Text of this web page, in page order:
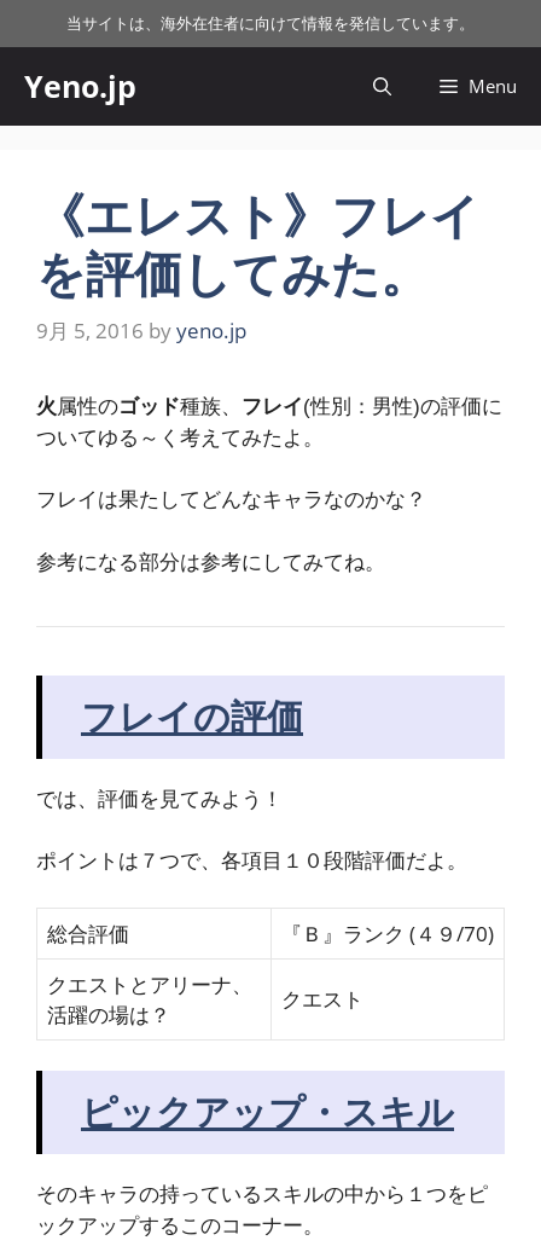
ン
ツ
当サイトは、海外在住者に向けて情報を発信しています。
Yeno.jp Menu
《エレスト》フレイ
を評価してみた。
9月 5, 2016 byyeno.jp
火 属性のゴッド種族、 フレイ(性別：男性)の評価に
ついてゆる～く考えてみたよ。
フレイは果たしてどんなキャラなのかな？
参考になる部分は参考にしてみてね。
フレイの評価
では、評価を見てみよう！
ポイントは７つで、各項目１０段階評価だよ。
総合評価
『Ｂ』ランク (４９/70)
クエストとアリーナ、
活躍の場は？
クエスト
ピックアップ・スキル
そのキャラの持っているスキルの中から１つをピ
ックアップするこのコーナー。